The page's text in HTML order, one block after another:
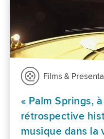
Films &
« Palm Springs,
rétrospective
musique dans la